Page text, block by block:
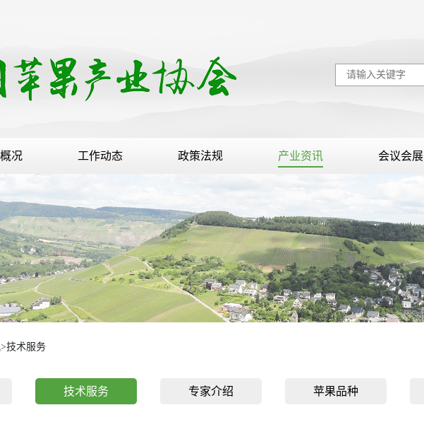
况 工作动态 政策法规 产业资讯 会议会展
>技术服务
技术服务 专家介绍 苹果品种